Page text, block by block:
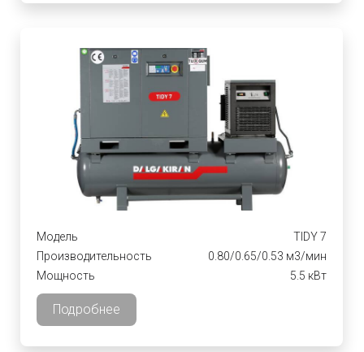
Модель
TIDY 7
Производительность
0.80/0.65/0.53 м3/мин
Мощность
5.5 кВт
Подробнее